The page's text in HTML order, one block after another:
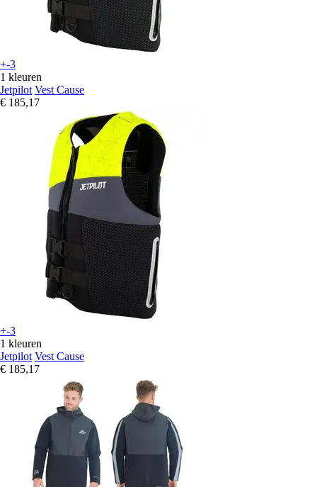
+-3
1 kleuren
Jetpilot Vest Cause
€ 185,17
+-3
1 kleuren
Jetpilot Vest Cause
€ 185,17